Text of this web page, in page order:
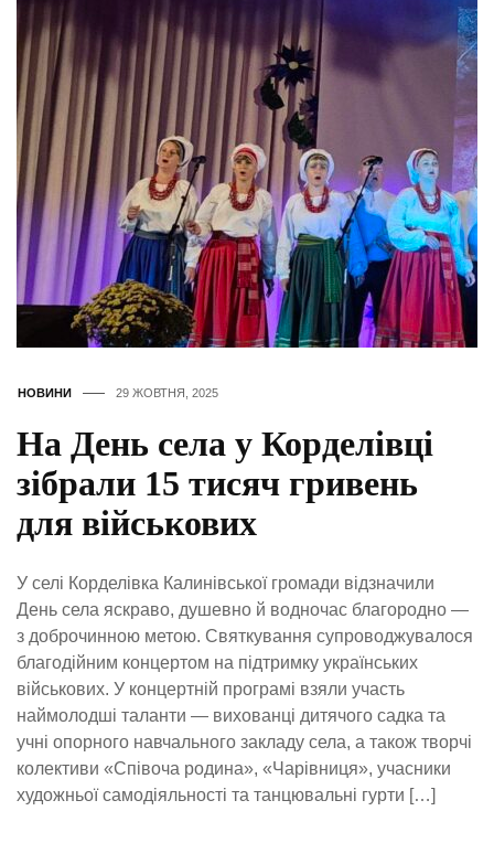
НОВИНИ 29 ЖОВТНЯ, 2025
На День села у Корделівці
зібрали 15 тисяч гривень
для військових
У селі Корделівка Калинівської громади відзначили
День села яскраво, душевно й водночас благородно —
з доброчинною метою. Святкування супроводжувалося
благодійним концертом на підтримку українських
військових. У концертній програмі взяли участь
наймолодші таланти — вихованці дитячого садка та
учні опорного навчального закладу села, а також творчі
колективи «Співоча родина», «Чарівниця», учасники
художньої самодіяльності та танцювальні гурти […]